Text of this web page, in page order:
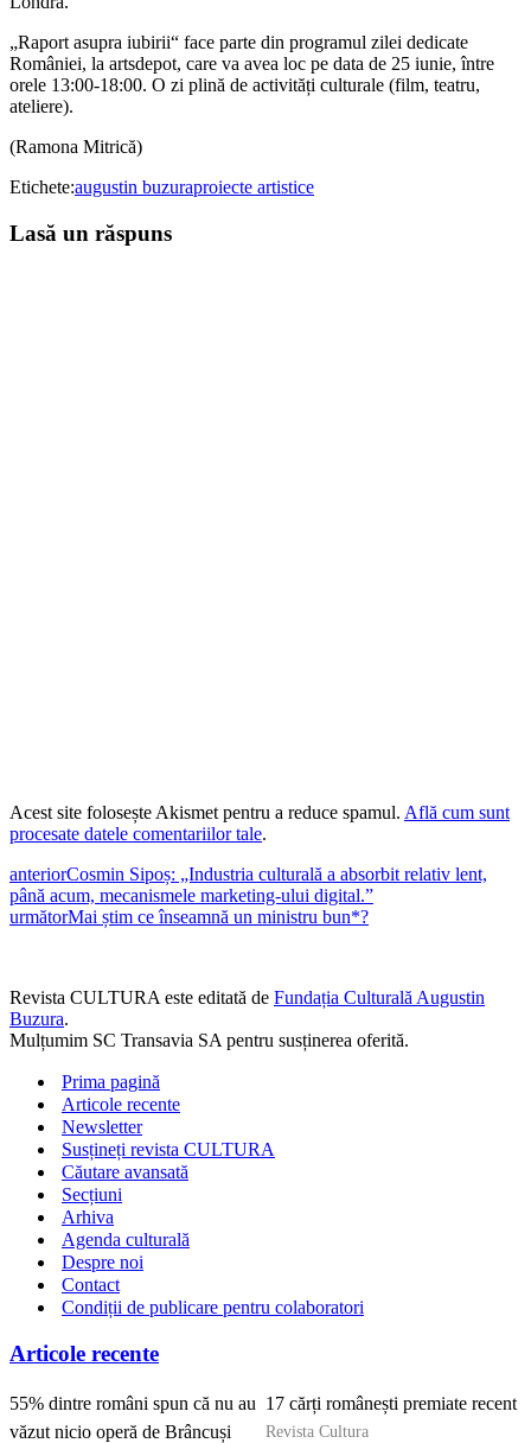
„Raport asupra iubirii“ face parte din programul zilei dedicate
României, la artsdepot, care va avea loc pe data de 25 iunie, între
orele 13:00-18:00. O zi plină de activități culturale (film, teatru,
ateliere).
(Ramona Mitrică)
Etichete:augustin buzuraproiecte artistice
Lasă un răspuns
Acest site folosește Akismet pentru a reduce spamul. Află cum sunt
procesate datele comentariilor tale.
anteriorCosmin Sipoș: „Industria culturală a absorbit relativ lent,
până acum, mecanismele marketing-ului digital.”
următorMai știm ce înseamnă un ministru bun*?
Revista CULTURA este editată de Fundația Culturală Augustin
Buzura.
Mulțumim SC Transavia SA pentru susținerea oferită.
Prima pagină
Articole recente
Newsletter
Susțineți revista CULTURA
Căutare avansată
Secțiuni
Arhiva
Agenda culturală
Despre noi
Contact
Condiții de publicare pentru colaboratori
Articole recente
55% dintre români spun că nu au
văzut nicio operă de Brâncuși
17 cărți românești premiate recent
Revista Cultura